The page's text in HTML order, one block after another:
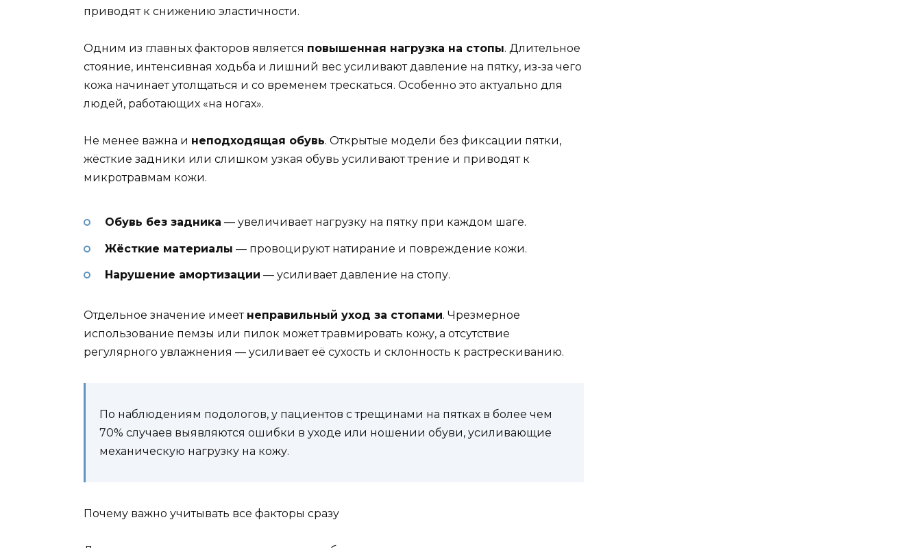
приводят к снижению эластичности.
Одним из главных факторов является повышенная нагрузка на стопы. Длительное
стояние, интенсивная ходьба и лишний вес усиливают давление на пятку, из-за чего
кожа начинает утолщаться и со временем трескаться. Особенно это актуально для
людей, работающих «на ногах».
Не менее важна и неподходящая обувь. Открытые модели без фиксации пятки,
жёсткие задники или слишком узкая обувь усиливают трение и приводят к
микротравмам кожи.
Обувь без задника — увеличивает нагрузку на пятку при каждом шаге.
Жёсткие материалы — провоцируют натирание и повреждение кожи.
Нарушение амортизации — усиливает давление на стопу.
Отдельное значение имеет неправильный уход за стопами. Чрезмерное
использование пемзы или пилок может травмировать кожу, а отсутствие
регулярного увлажнения — усиливает её сухость и склонность к растрескиванию.
По наблюдениям подологов, у пациентов с трещинами на пятках в более чем
70% случаев выявляются ошибки в уходе или ношении обуви, усиливающие
механическую нагрузку на кожу.
Почему важно учитывать все факторы сразу